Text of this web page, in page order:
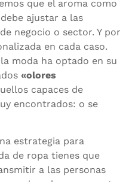
que el aroma como
ajustar a las
negocio o sector. Y por
en cada caso.
moda ha optado en su
«olores
capaces de
encontrados: o se
estrategia para
de ropa tienes que
a las personas